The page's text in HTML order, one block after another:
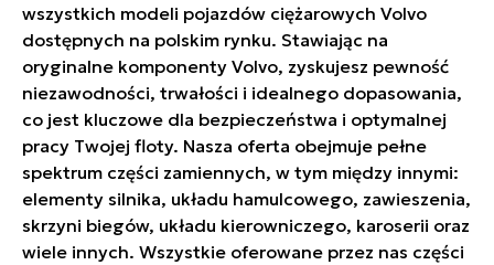
wszystkich modeli pojazdów ciężarowych Volvo
dostępnych na polskim rynku. Stawiając na
oryginalne komponenty Volvo, zyskujesz pewność
niezawodności, trwałości i idealnego dopasowania,
co jest kluczowe dla bezpieczeństwa i optymalnej
pracy Twojej floty. Nasza oferta obejmuje pełne
spektrum części zamiennych, w tym między innymi:
elementy silnika, układu hamulcowego, zawieszenia,
skrzyni biegów, układu kierowniczego, karoserii oraz
wiele innych. Wszystkie oferowane przez nas części